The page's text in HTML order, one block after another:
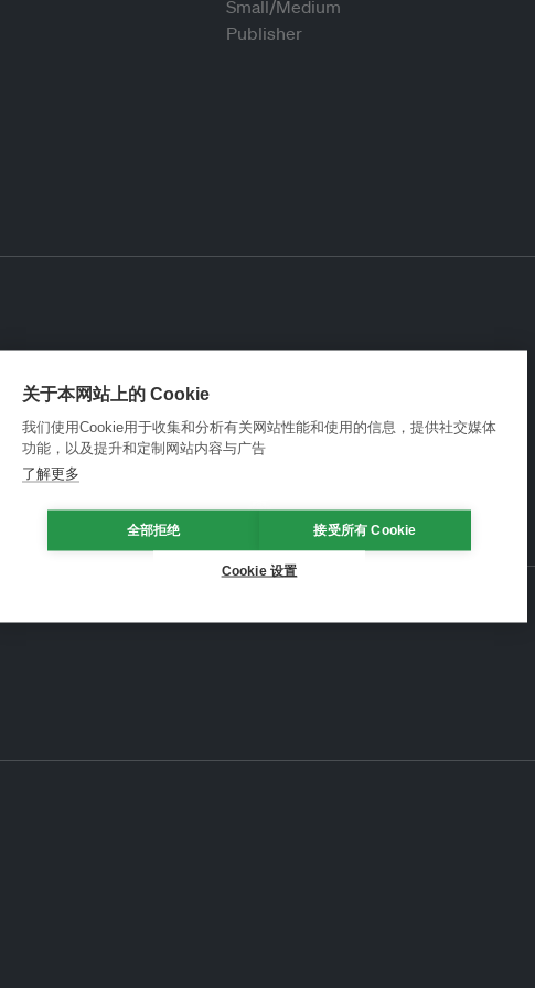
关于本网站上的 Cookie
我们使用Cookie用于收集和分析有关网站性能和使用的信息，提供社交媒体
功能，以及提升和定制网站内容与广告
了解更多
全部拒绝 接受所有 Cookie
Cookie 设置